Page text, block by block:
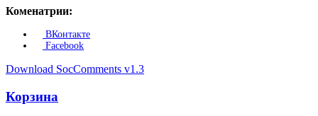
Коменатрии:
ВКонтакте
Facebook
Download SocComments v1.3
Корзина